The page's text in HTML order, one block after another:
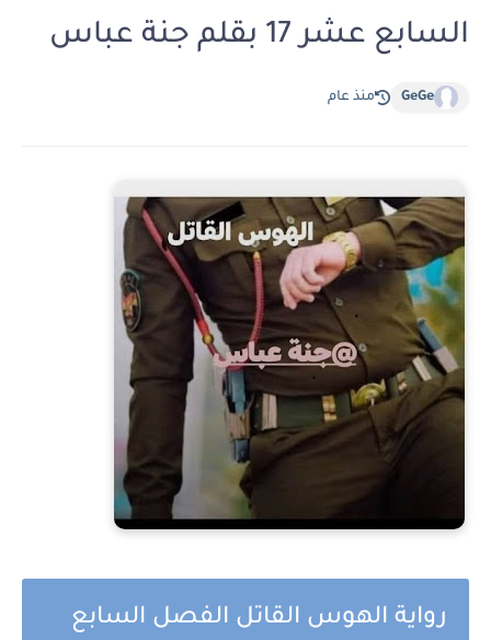
السابع عشر 17 بقلم جنة عباس
GeGe منذ عام
رواية الهوس القاتل الفصل السابع